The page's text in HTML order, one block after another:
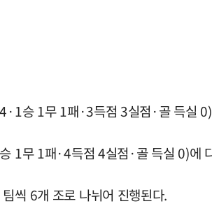
승 1무 1패·3득점 3실점·골 득실
1무 1패·4득점 4실점·골 득실 0)에
씩 6개 조로 나뉘어 진행된다.